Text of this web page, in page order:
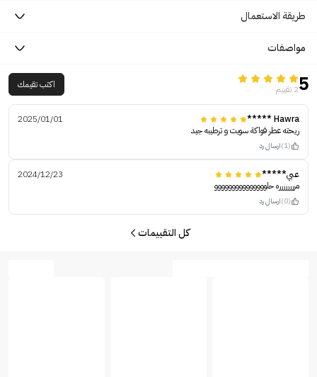
طريقة الاستعمال
مواصفات
52 تقييم اكتب تقيمك
Hawra *****
2025/01/01
ريحته عطر فواكة سويت و ترطيبه جيد
(1) ارسال رد
عبي*****
2024/12/23
مرررررررره حلووووووووووووووو
(0) ارسال رد
كل التقييمات